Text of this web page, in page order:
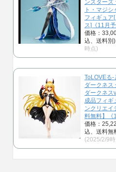
ンスターズ
ト・マジシ
フィギュア
ス]《11月予
価格：
込、送料別)
時点)
ToLOVEる-
ダークネス
ダークネス
成品フィギ
ンクリエイ
料無料】《
価格：
込、送料無
(2025/2/9